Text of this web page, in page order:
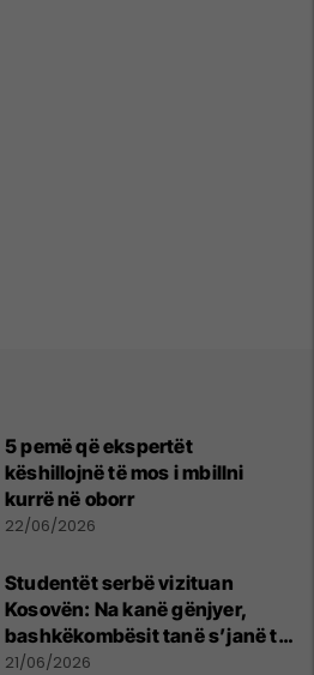
5 pemë që ekspertët
këshillojnë të mos i mbillni
kurrë në oborr
22/06/2026
Studentët serbë vizituan
Kosovën: Na kanë gënjyer,
bashkëkombësit tanë s’janë të
shtypur
21/06/2026